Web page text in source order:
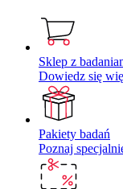
Sklep z
Dowiedz się
Pakiety badań
Poznaj